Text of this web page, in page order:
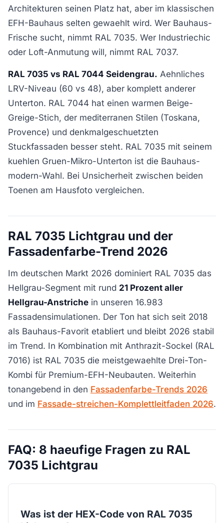
Architekturen seinen Platz hat, aber im klassischen
EFH-Bauhaus selten gewaehlt wird. Wer Bauhaus-
Frische sucht, nimmt RAL 7035. Wer Industriechic
oder Loft-Anmutung will, nimmt RAL 7037.
RAL 7035 vs RAL 7044 Seidengrau. Aehnliches
LRV-Niveau (60 vs 48), aber komplett anderer
Unterton. RAL 7044 hat einen warmen Beige-
Greige-Stich, der mediterranen Stilen (Toskana,
Provence) und denkmalgeschuetzten
Stuckfassaden besser steht. RAL 7035 mit seinem
kuehlen Gruen-Mikro-Unterton ist die Bauhaus-
modern-Wahl. Bei Unsicherheit zwischen beiden
Toenen am Hausfoto vergleichen.
RAL 7035 Lichtgrau und der
Fassadenfarbe-Trend 2026
Im deutschen Markt 2026 dominiert RAL 7035 das
Hellgrau-Segment mit rund 21 Prozent aller
Hellgrau-Anstriche in unseren 16.983
Fassadensimulationen. Der Ton hat sich seit 2018
als Bauhaus-Favorit etabliert und bleibt 2026 stabil
im Trend. In Kombination mit Anthrazit-Sockel (RAL
7016) ist RAL 7035 die meistgewaehlte Drei-Ton-
Kombi für Premium-EFH-Neubauten. Weiterhin
tonangebend in den Fassadenfarbe-Trends 2026
und im Fassade-streichen-Komplettleitfaden 2026.
FAQ: 8 haeufige Fragen zu RAL
7035 Lichtgrau
Was ist der HEX-Code von RAL 7035